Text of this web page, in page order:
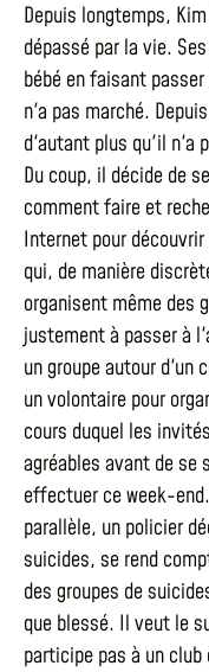
Depuis longtemps,
dépassé par la vie.
bébé en faisant
n'a pas marché.
d'autant plus qu'il n'a
Du coup, il décide de
comment faire et
Internet pour
qui, de manière
organisent même des
justement à passer à
un groupe autour d'un
un volontaire pour
cours duquel les
agréables avant de
effectuer ce week-
parallèle, un policier
suicides, se rend
des groupes de
que blessé. Il veut le
participe pas à un